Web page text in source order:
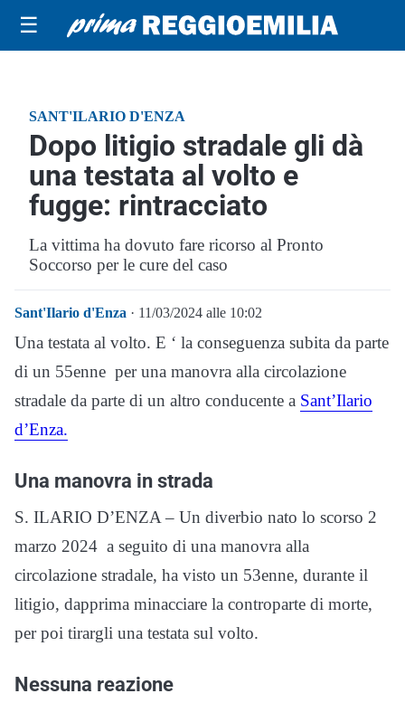
☰
SANT'ILARIO D'ENZA
Dopo litigio stradale gli dà
una testata al volto e
fugge: rintracciato
La vittima ha dovuto fare ricorso al Pronto
Soccorso per le cure del caso
Sant'Ilario d'Enza · 11/03/2024 alle 10:02
Una testata al volto. E ‘ la conseguenza subita da parte
di un 55enne per una manovra alla circolazione
stradale da parte di un altro conducente a Sant’Ilario
d’Enza.
Una manovra in strada
S. ILARIO D’ENZA – Un diverbio nato lo scorso 2
marzo 2024 a seguito di una manovra alla
circolazione stradale, ha visto un 53enne, durante il
litigio, dapprima minacciare la controparte di morte,
per poi tirargli una testata sul volto.
Nessuna reazione